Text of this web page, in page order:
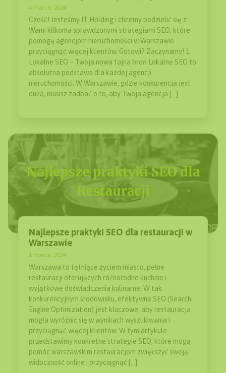
4 marca, 2024
Cześć! Jesteśmy IT Holding i chcemy podzielić się z
Wami kilkoma sprawdzonymi strategiami SEO, które
pomogą agencjom nieruchomości w Warszawie
przyciągnąć więcej klientów. Gotowi? Zaczynamy! 1.
Lokalne SEO – Twoja nowa tajna broń Lokalne SEO to
absolutna podstawa dla każdej agencji
nieruchomości. W Warszawie, gdzie konkurencja jest
duża, musisz zadbać o to, aby Twoja agencja […]
Najlepsze praktyki SEO dla restauracji w
Warszawie
1 marca, 2024
Warszawa to tętniące życiem miasto, pełne
restauracji oferujących różnorodne kuchnie i
wyjątkowe doświadczenia kulinarne. W tak
konkurencyjnym środowisku, efektywne SEO (Search
Engine Optimization) jest kluczowe, aby restauracja
mogła wyróżnić się w wynikach wyszukiwania i
przyciągnąć więcej klientów. W tym artykule
przedstawimy konkretne strategie SEO, które mogą
pomóc warszawskim restauracjom zwiększyć swoją
widoczność online i przyciągnąć […]